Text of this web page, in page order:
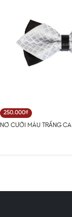
250.000₫
NƠ CƯỚI MÀU TRẤNG